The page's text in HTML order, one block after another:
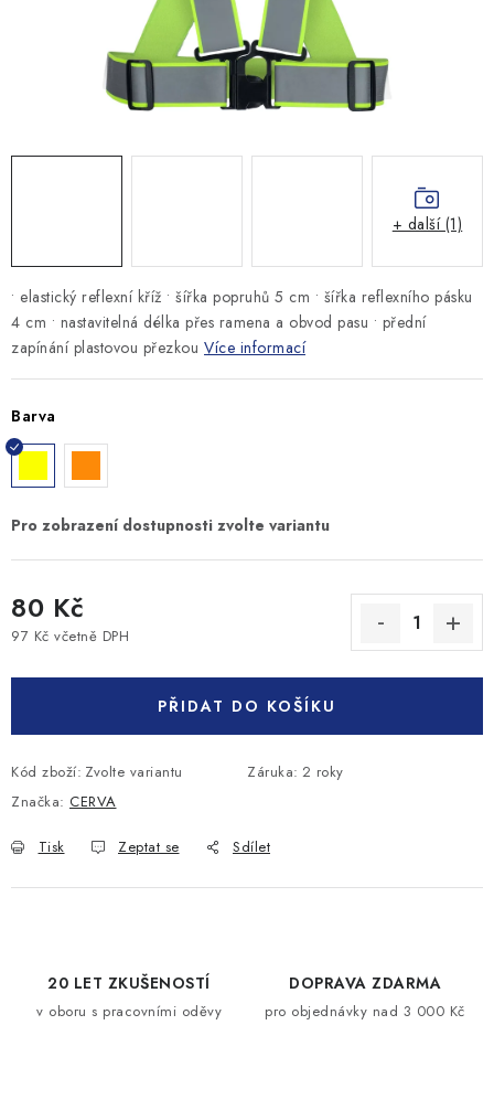
Obchodní podmínky
GDPR
• elastický reflexní kříž • šířka popruhů 5 cm • šířka reflexního pásku
4 cm • nastavitelná délka přes ramena a obvod pasu • přední
zapínání plastovou přezkou Více informací
Barva
80 Kč
97 Kč včetně DPH
PŘIDAT DO KOŠÍKU
Kód zboží: Zvolte variantu Záruka: 2 roky
Značka: CERVA
Tisk Zeptat se Sdílet
+ další (1)
20 LET ZKUŠENOSTÍ
v oboru s pracovními oděvy
DOPRAVA ZDARMA
pro objednávky nad 3 000 Kč